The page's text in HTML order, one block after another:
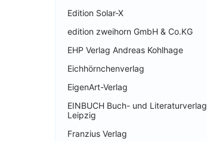
Edition Solar-X
edition zweihorn GmbH & Co.KG
EHP Verlag Andreas Kohlhage
Eichhörnchenverlag
EigenArt-Verlag
EINBUCH Buch- und Literaturverlag
Leipzig
Franzius Verlag